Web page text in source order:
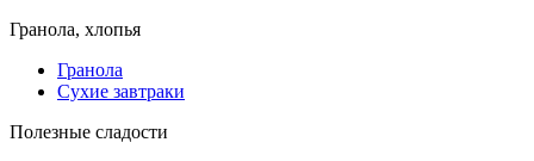
Гранола, хлопья
Гранола
Сухие завтраки
Полезные сладости